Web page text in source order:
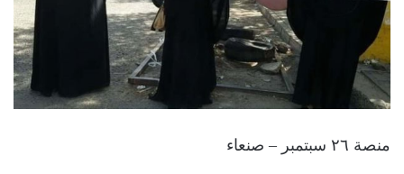
منصة ٢٦ سبتمبر – صنعاء